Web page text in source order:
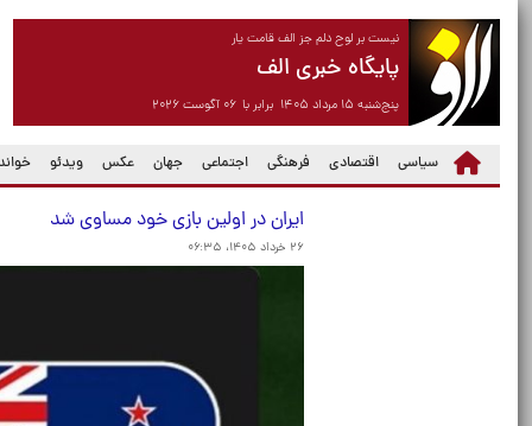
نیست بر لوح دلم جز الف قامت یار
پایگاه خبری الف
پنج‌شنبه ۱۵ مرداد ۱۴۰۵ برابر با ۰۶ آگوست ۲۰۲۶
سیاسی اقتصادی فرهنگی اجتماعی جهان عکس ویدئو
ایران در اولین بازی خود مساوی شد
۲۶ خرداد ۱۴۰۵، ۰۶:۳۵